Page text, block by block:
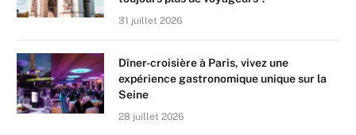
31 juillet 2026
Dîner-croisière à Paris, vivez une
expérience gastronomique unique sur la
Seine
28 juillet 2026